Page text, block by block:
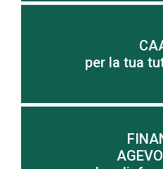
per la tuaScopri
Scopri